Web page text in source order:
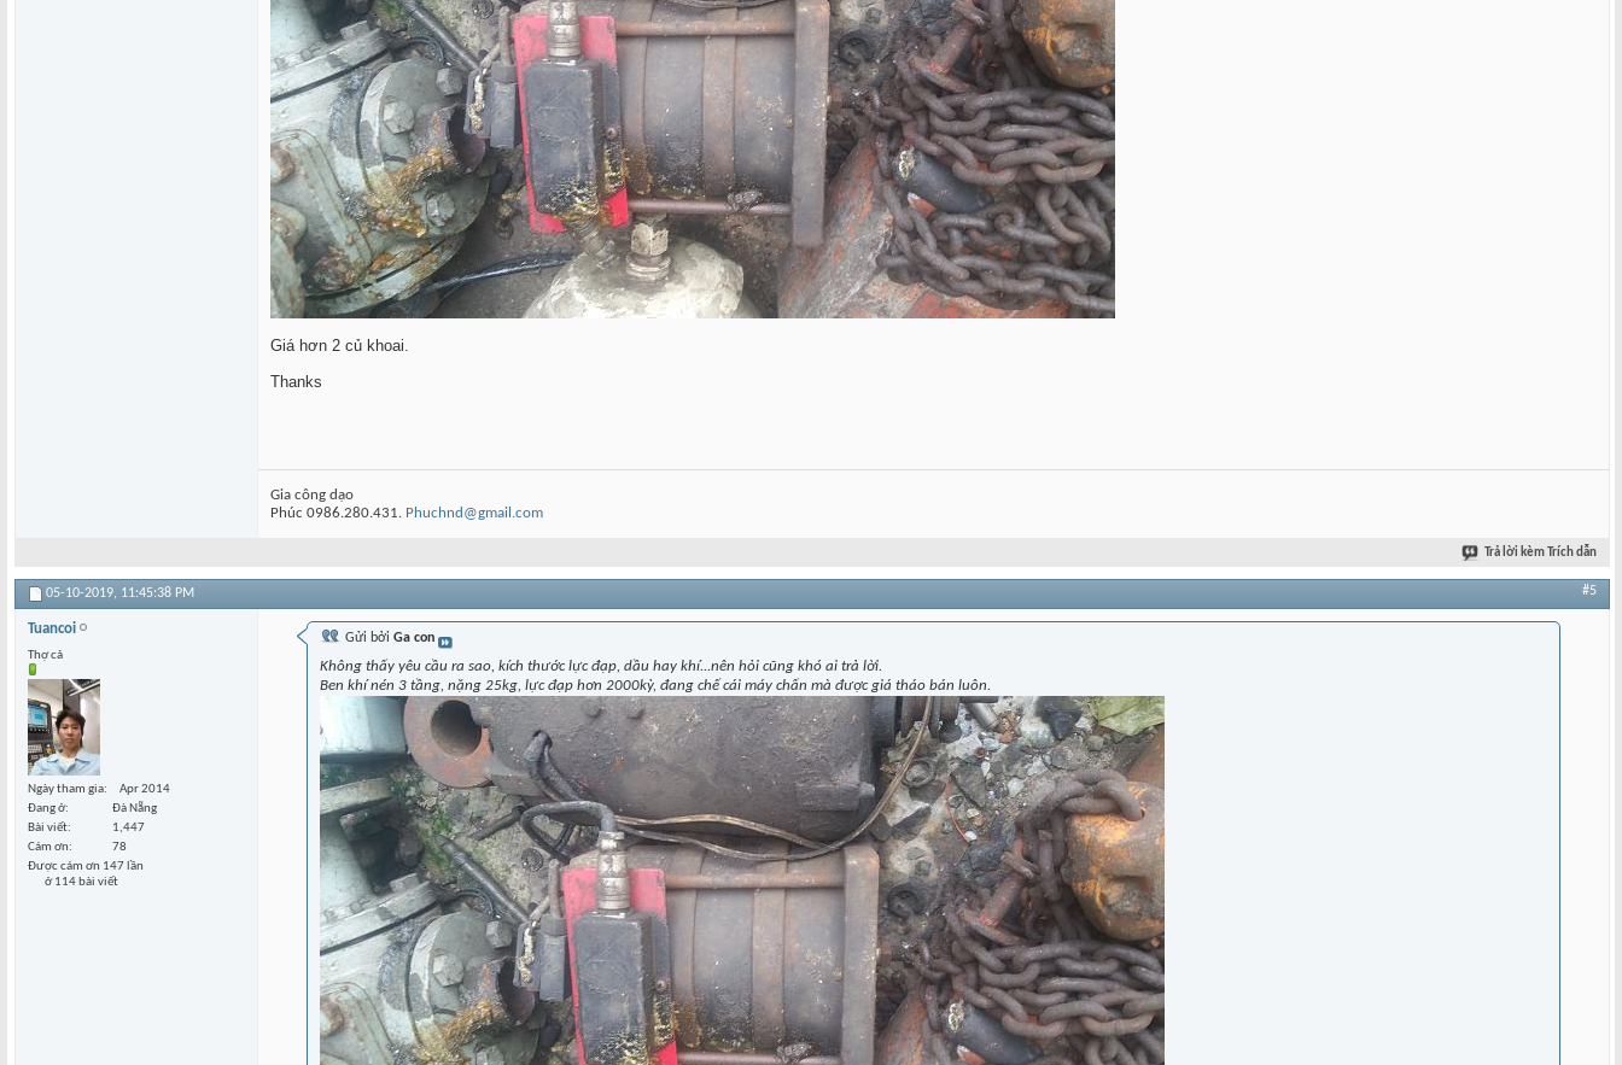
Giá hơn 2 củ khoai.
Thanks
Gia công dạo
Phúc 0986.280.431. Phuchnd@gmail.com
Trả lời kèm Trích dẫn
05-10-2019, 11:45:38 PM #5
Tuancoi
Thợ cả
Ngày tham gia
Apr 2014
Đang ở
Đà Nẵng
Bài viết
1,447
Cám ơn
78
Được cám ơn 147 lần
ở 114 bài viết
Gửi bởi Ga con
Không thấy yêu cầu ra sao, kích thước lực đạp, dầu hay khí...nên hỏi cũng khó ai trả lời.
Ben khí nén 3 tầng, nặng 25kg, lực đạp hơn 2000kỳ, đang chế cái máy chấn mà được giá tháo bán luôn.